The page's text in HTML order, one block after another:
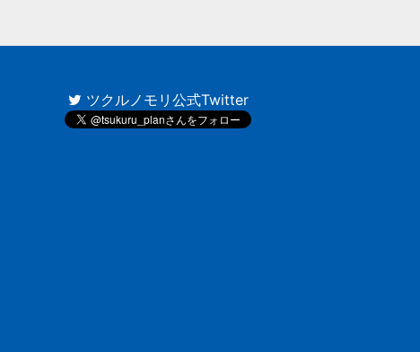
ツクルノモリ公式Twitter